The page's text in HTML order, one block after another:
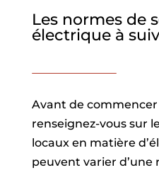
Les normes de
électrique à
Avant de commencer
renseignez-vous sur
locaux en matière
peuvent varier d’une